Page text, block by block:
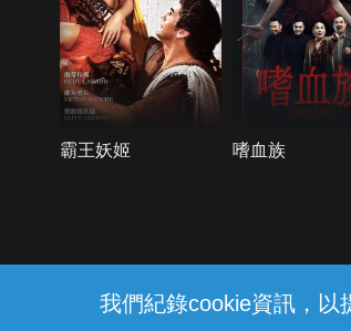
我們紀錄cookie資訊，以
霸王妖姬 嗜血族